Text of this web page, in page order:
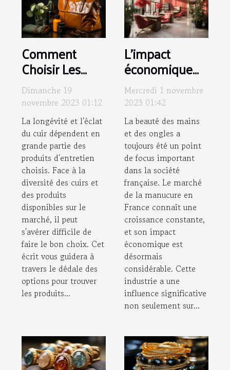
Comment
Choisir Les
Produits
d'Entretien
Adaptés à
Votre Type de
Cuir
Dimanche 19
novembre 2023 01:12
La longévité et l'éclat
du cuir dépendent en
grande partie des
produits d'entretien
choisis. Face à la
diversité des cuirs et
des produits
disponibles sur le
marché, il peut
s'avérer difficile de
faire le bon choix. Cet
écrit vous guidera à
travers le dédale des
options pour trouver
les produits...
L'impact
économique
de l'industrie
de la
manucure en
France
Mercredi 1 novembre
2023 01:42
La beauté des mains
et des ongles a
toujours été un point
de focus important
dans la société
française. Le marché
de la manucure en
France connaît une
croissance constante,
et son impact
économique est
désormais
considérable. Cette
industrie a une
influence significative
non seulement sur...